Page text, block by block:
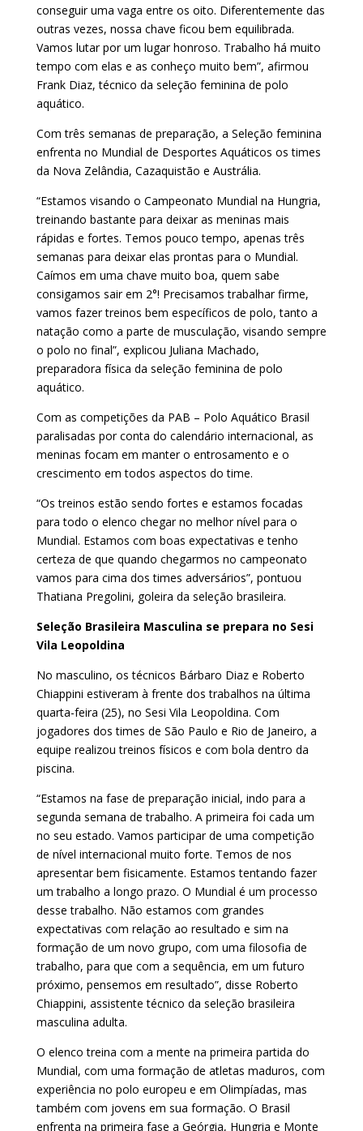
conseguir uma vaga entre os oito. Diferentemente das
outras vezes, nossa chave ficou bem equilibrada.
Vamos lutar por um lugar honroso. Trabalho há muito
tempo com elas e as conheço muito bem”, afirmou
Frank Diaz, técnico da seleção feminina de polo
aquático.
Com três semanas de preparação, a Seleção feminina
enfrenta no Mundial de Desportes Aquáticos os times
da Nova Zelândia, Cazaquistão e Austrália.
“Estamos visando o Campeonato Mundial na Hungria,
treinando bastante para deixar as meninas mais
rápidas e fortes. Temos pouco tempo, apenas três
semanas para deixar elas prontas para o Mundial.
Caímos em uma chave muito boa, quem sabe
consigamos sair em 2°! Precisamos trabalhar firme,
vamos fazer treinos bem específicos de polo, tanto a
natação como a parte de musculação, visando sempre
o polo no final”, explicou Juliana Machado,
preparadora física da seleção feminina de polo
aquático.
Com as competições da PAB – Polo Aquático Brasil
paralisadas por conta do calendário internacional, as
meninas focam em manter o entrosamento e o
crescimento em todos aspectos do time.
“Os treinos estão sendo fortes e estamos focadas
para todo o elenco chegar no melhor nível para o
Mundial. Estamos com boas expectativas e tenho
certeza de que quando chegarmos no campeonato
vamos para cima dos times adversários”, pontuou
Thatiana Pregolini, goleira da seleção brasileira.
Seleção Brasileira Masculina se prepara no Sesi
Vila Leopoldina
No masculino, os técnicos Bárbaro Diaz e Roberto
Chiappini estiveram à frente dos trabalhos na última
quarta-feira (25), no Sesi Vila Leopoldina. Com
jogadores dos times de São Paulo e Rio de Janeiro, a
equipe realizou treinos físicos e com bola dentro da
piscina.
“Estamos na fase de preparação inicial, indo para a
segunda semana de trabalho. A primeira foi cada um
no seu estado. Vamos participar de uma competição
de nível internacional muito forte. Temos de nos
apresentar bem fisicamente. Estamos tentando fazer
um trabalho a longo prazo. O Mundial é um processo
desse trabalho. Não estamos com grandes
expectativas com relação ao resultado e sim na
formação de um novo grupo, com uma filosofia de
trabalho, para que com a sequência, em um futuro
próximo, pensemos em resultado”, disse Roberto
Chiappini, assistente técnico da seleção brasileira
masculina adulta.
O elenco treina com a mente na primeira partida do
Mundial, com uma formação de atletas maduros, com
experiência no polo europeu e em Olimpíadas, mas
também com jovens em sua formação. O Brasil
enfrenta na primeira fase a Geórgia, Hungria e Monte